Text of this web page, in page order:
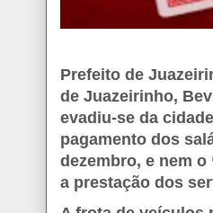
Prefeito de
de Juazeirinho,
evadiu-se da
pagamento dos
dezembro, e nem
a prestação dos